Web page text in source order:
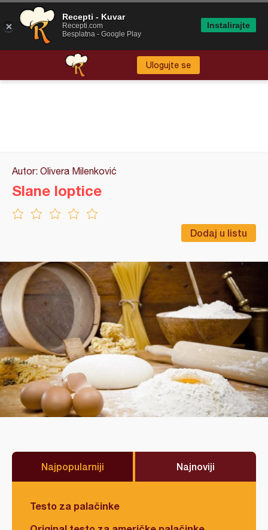
Ulogujte se
Autor: Olivera Milenković
Dodaj u listu
Slane loptice
Najpopularniji Najnoviji
Testo za palačinke
Recepti - Kuvar
Recepti.com
Besplatna - Google Play
Instalirajte